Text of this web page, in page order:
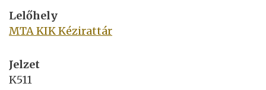
Lelőhely
MTA KIK Kézirattár
Jelzet
K511